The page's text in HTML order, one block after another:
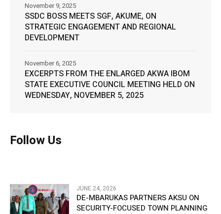
SSDC BOSS MEETS SGF, AKUME, ON
STRATEGIC ENGAGEMENT AND REGIONAL
DEVELOPMENT
November 9, 2025
EXCERPTS FROM THE ENLARGED AKWA IBOM
STATE EXECUTIVE COUNCIL MEETING HELD ON
WEDNESDAY, NOVEMBER 5, 2025
November 6, 2025
Follow Us
JUNE 24, 2026
DE-MBARUKAS PARTNERS AKSU ON
SECURITY-FOCUSED TOWN PLANNING